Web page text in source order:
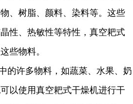
、树脂、颜料、染料等。这些
性、热敏性等特性，真空耙式
些物料。
的许多物料，如蔬菜、水果、奶
以使用真空耙式干燥机进行干